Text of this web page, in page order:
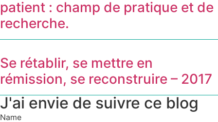
J'ai envie de suivre ce blog
Name
patient : champ de pratique et de
recherche.
Se rétablir, se mettre en
rémission, se reconstruire – 2017